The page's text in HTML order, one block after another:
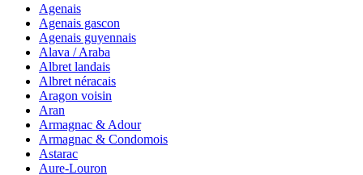
Agenais
Agenais gascon
Agenais guyennais
Alava / Araba
Albret landais
Albret néracais
Aragon voisin
Aran
Armagnac & Adour
Armagnac & Condomois
Astarac
Aure-Louron